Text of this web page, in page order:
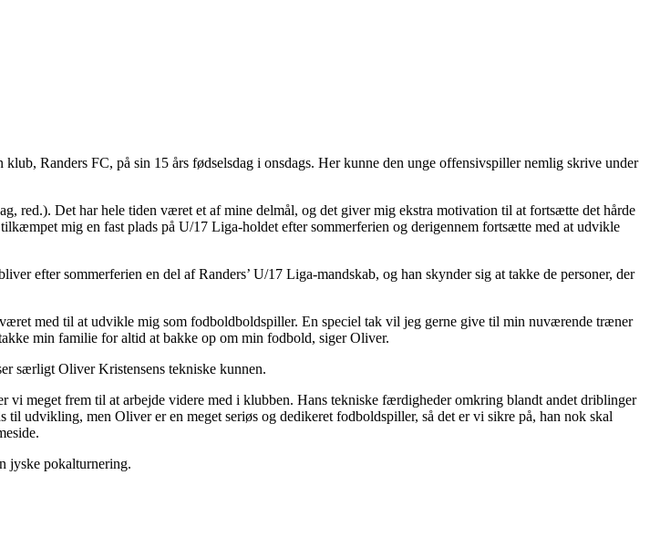
Randers FC, på sin 15 års fødselsdag i onsdags. Her kunne den unge offensivspiller nemlig skrive under
red.). Det har hele tiden været et af mine delmål, og det giver mig ekstra motivation til at fortsætte det hårde
mig en fast plads på U/17 Liga-holdet efter sommerferien og derigennem fortsætte med at udvikle
efter sommerferien en del af Randers’ U/17 Liga-mandskab, og han skynder sig at takke de personer, der
med til at udvikle mig som fodboldboldspiller. En speciel tak vil jeg gerne give til min nuværende træner
min familie for altid at bakke op om min fodbold, siger Oliver.
særligt Oliver Kristensens tekniske kunnen.
vi meget frem til at arbejde videre med i klubben. Hans tekniske færdigheder omkring blandt andet driblinger
udvikling, men Oliver er en meget seriøs og dedikeret fodboldspiller, så det er vi sikre på, han nok skal
jyske pokalturnering.